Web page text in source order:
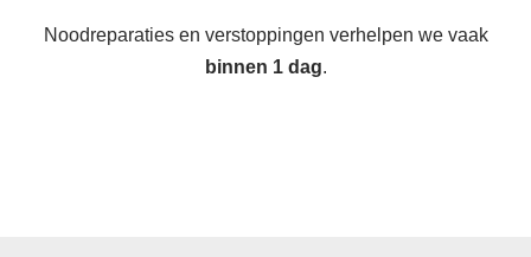
Noodreparaties en verstoppingen verhelpen we vaak
binnen 1 dag.